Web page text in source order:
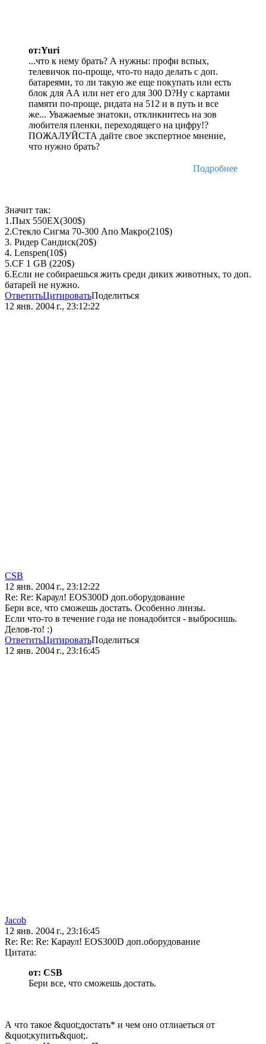
от:Yuri
...что к нему брать? А нужны: профи вспых,
телевичок по-проще, что-то надо делать с доп.
батареями, то ли такую же еще покупать или есть
блок для АА или нет его для 300 D?Ну с картами
памяти по-проще, ридата на 512 и в путь и все
же... Уважаемые знатоки, откликнитесь на зов
любителя пленки, переходящего на цифру!?
ПОЖАЛУЙСТА дайте свое экспертное мнение,
что нужно брать?
Подробнее
Значит так:
1.Пых 550ЕХ(300$)
2.Стекло Сигма 70-300 Апо Макро(210$)
3. Ридер Сандиск(20$)
4. Lenspen(10$)
5.CF 1 GB (220$)
6.Если не собираешься жить среди диких животных, то доп.
батарей не нужно.
ОтветитьЦитироватьПоделиться
12 янв. 2004 г., 23:12:22
CSB
12 янв. 2004 г., 23:12:22
Re: Re: Караул! EOS300D доп.оборудование
Бери все, что сможешь достать. Особенно линзы.
Если что-то в течение года не понадобится - выбросишь.
Делов-то! :)
ОтветитьЦитироватьПоделиться
12 янв. 2004 г., 23:16:45
Jacob
12 янв. 2004 г., 23:16:45
Re: Re: Re: Караул! EOS300D доп.оборудование
Цитата:
от: CSB
Бери все, что сможешь достать.
А что такое &quot;достать* и чем оно отлиаеться от
&quot;купить&quot;.